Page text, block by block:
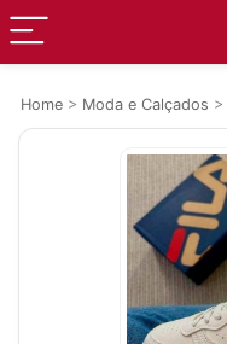
Home > Moda e Calçados >